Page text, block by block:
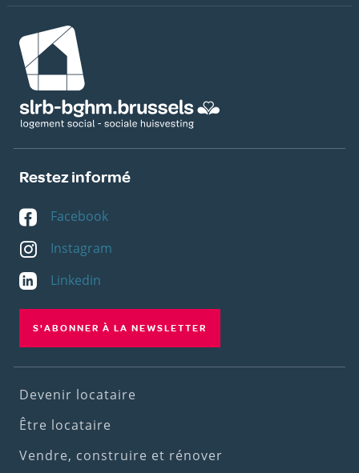
Image
Restez informé
Facebook
Instagram
Linkedin
S'ABONNER À LA NEWSLETTER
Footer
(1st
menu)
Devenir locataire
Être locataire
Vendre, construire et rénover